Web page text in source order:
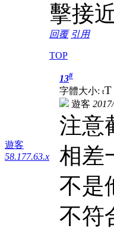
擊接
回覆 引用
TOP
遊客
58.177.63.x
13#
字體大小: tT
遊客
注意
相差
不是
不符